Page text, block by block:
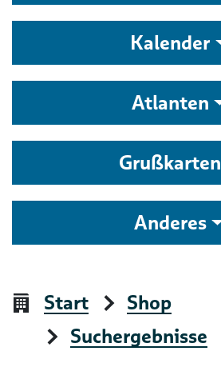
Kalender
Atlanten
Grußkarten
Anderes
Start
Shop
Suchergebnisse